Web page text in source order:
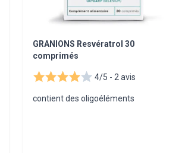
GRANIONS Resvératrol 30
comprimés
4/5 - 2 avis
contient des oligoéléments